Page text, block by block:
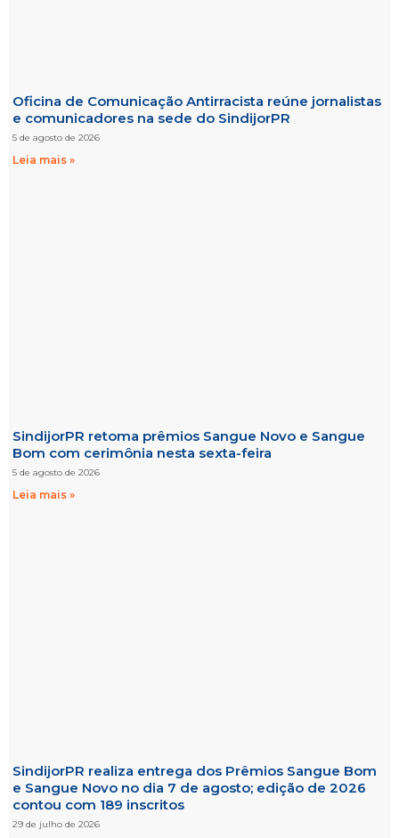
Oficina de Comunicação Antirracista reúne jornalistas
e comunicadores na sede do SindijorPR
5 de agosto de 2026
Leia mais »
SindijorPR retoma prêmios Sangue Novo e Sangue
Bom com cerimônia nesta sexta-feira
5 de agosto de 2026
Leia mais »
SindijorPR realiza entrega dos Prêmios Sangue Bom
e Sangue Novo no dia 7 de agosto; edição de 2026
contou com 189 inscritos
29 de julho de 2026